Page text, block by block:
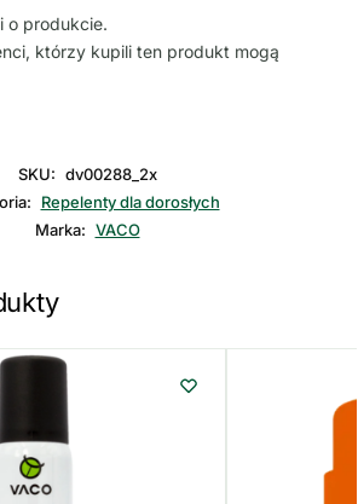
o produkcie.
którzy kupili ten produkt mogą
SKU: dv00288_2x
Repelenty dla dorosłych
Marka: VACO